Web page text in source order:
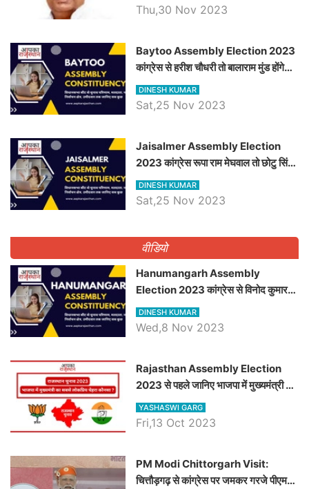
Thu,30 Nov 2023
Baytoo Assembly Election 2023
कांग्रेस से हरीश चौधरी तो बालाराम मुंड होंगे
भाजपा उम्मीदवार, जानिये बायतू विधानसभा
सीट के ताजा समीकरण
DINESH KUMAR
Sat,25 Nov 2023
​​​​​​​Jaisalmer Assembly Election
2023 कांग्रेस रूपा राम मेघवाल तो छोटु सिंह
भाटी होंगे भाजपा उम्मीदवार, जानिये जैसलमेर
विधानसभा सीट के ताजा समीकरण
DINESH KUMAR
Sat,25 Nov 2023
वीडियो
Hanumangarh Assembly
Election 2023 कांग्रेस से विनोद कुमार
चौधरी तो अमित चौधरी होंगे भाजपा उम्मीदवार,
जानिये हनुमानगढ़ विधानसभा सीट के ताजा
DINESH KUMAR
Wed,8 Nov 2023
Rajasthan Assembly Election
2023 से पहले जानिए भाजपा में मुख्यमंत्री का
सबसे लोकप्रिय चेहरा कौनसा ?
YASHASWI GARG
Fri,13 Oct 2023
PM Modi Chittorgarh Visit:
चित्तौड़गढ़ से कांग्रेस पर जमकर गरजे पीएम